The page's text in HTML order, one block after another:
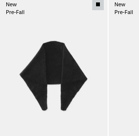
New
Pre-Fall
New
Pre-Fall